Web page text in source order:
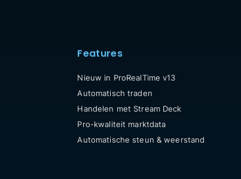
Features
Nieuw in ProRealTime v13
Automatisch traden
Handelen met Stream Deck
Pro-kwaliteit marktdata
Automatische steun & weerstand